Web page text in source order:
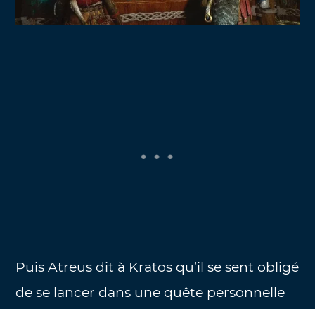
Puis Atreus dit à Kratos qu’il se sent obligé
de se lancer dans une quête personnelle